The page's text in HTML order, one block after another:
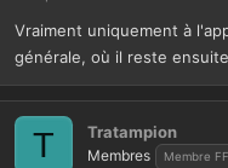
Vraiment uniquement à
générale, où il reste
T Tratampion
Membres Membre FF